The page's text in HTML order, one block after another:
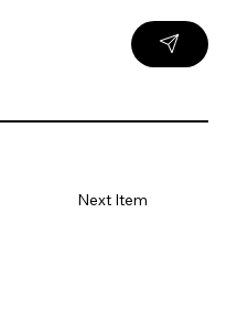
Next Item